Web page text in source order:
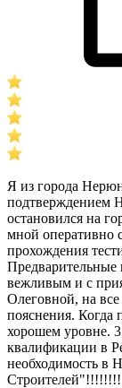
Я из города
подтверждением
остановился на
мной оперативно
прохождения
Предварительные
вежливым и с
Олеговной, на
пояснения.
хорошем уровне.
квалификации в
необходимость в